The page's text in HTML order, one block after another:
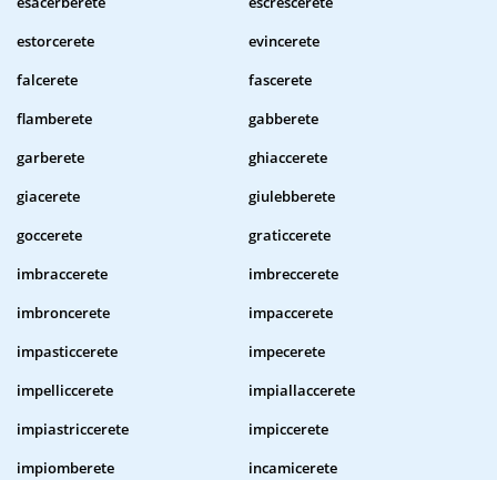
estorcerete
evincerete
falcerete
fascerete
flamberete
gabberete
garberete
ghiaccerete
giacerete
giulebberete
goccerete
graticcerete
imbraccerete
imbreccerete
imbroncerete
impaccerete
impasticcerete
impecerete
impelliccerete
impiallaccerete
impiastriccerete
impiccerete
impiomberete
incamicerete